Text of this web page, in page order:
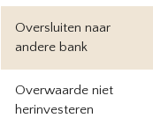
Oversluiten naar
andere bank
Overwaarde niet
herinvesteren